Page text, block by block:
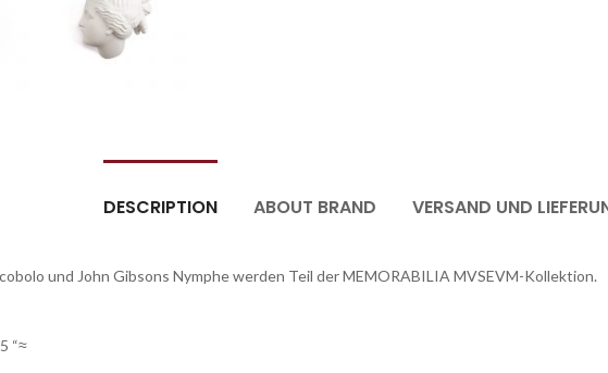
DESCRIPTION ABOUT BRAND VERSAND UND
und John Gibsons Nymphe werden Teil der MEMORABILIA MVSEVM-Kollektion.
“≈